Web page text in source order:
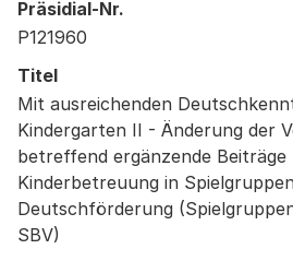
Informationen zum
Präsidial-Nr.
P121960
Titel
Mit ausreichenden
Kindergarten II - Änderung der
betreffend ergänzende Beiträge
Kinderbetreuung in
Deutschförderung
SBV)